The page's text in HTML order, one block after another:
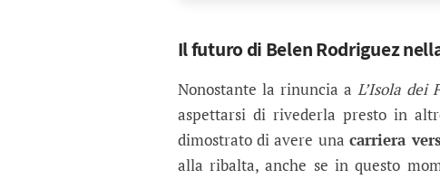
Il futuro di Belen Rodriguez
Nonostante la rinuncia a L’Isola dei
aspettarsi di rivederla presto in
dimostrato di avere unacarriera
alla ribalta, anche se in questo